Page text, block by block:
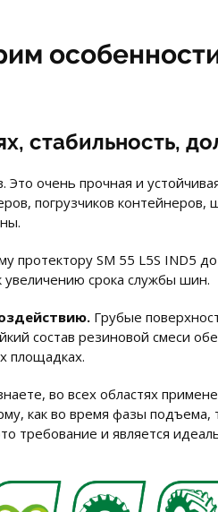
стабильность,
Это очень прочная и
погрузчиков
протектору SM 55 L5S IND5
срока службы шин.
Грубые
состав резиновой смеси
площадках.
во всех областях
как во время фазы подъема,
требование и является